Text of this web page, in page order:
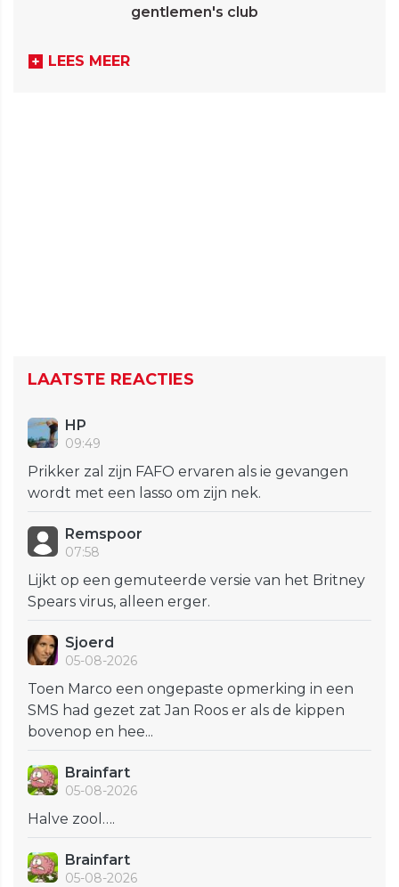
gentlemen's club
LEES MEER
LAATSTE REACTIES
HP
09:49
Prikker zal zijn FAFO ervaren als ie gevangen
wordt met een lasso om zijn nek.
Remspoor
07:58
Lijkt op een gemuteerde versie van het Britney
Spears virus, alleen erger.
Sjoerd
05-08-2026
Toen Marco een ongepaste opmerking in een
SMS had gezet zat Jan Roos er als de kippen
bovenop en hee...
Brainfart
05-08-2026
Halve zool….
Brainfart
05-08-2026